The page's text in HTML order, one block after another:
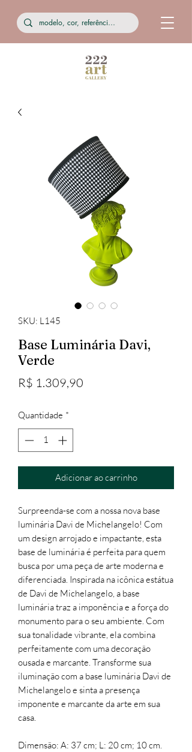
SKU: L145
Base Luminária Davi,
Verde
R$ 1.309,90
Quantidade *
Adicionar ao carrinho
Surpreenda-se com a nossa nova base
luminária Davi de Michelangelo! Com
um design arrojado e impactante, esta
base de luminária é perfeita para quem
busca por uma peça de arte moderna e
diferenciada. Inspirada na icônica estátua
de Davi de Michelangelo, a base
luminária traz a imponência e a força do
monumento para o seu ambiente. Com
sua tonalidade vibrante, ela combina
perfeitamente com uma decoração
ousada e marcante. Transforme sua
iluminação com a base luminária Davi de
Michelangelo e sinta a presença
imponente e marcante da arte em sua
casa.
Dimensão: A: 37 cm; L: 20 cm; 10 cm.